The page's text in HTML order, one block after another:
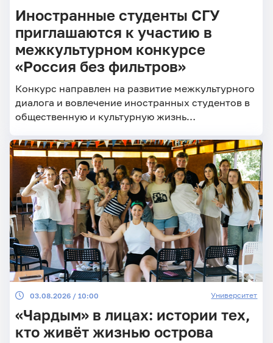
Иностранные студенты СГУ
приглашаются к участию в
межкультурном конкурсе
«Россия без фильтров»
Конкурс направлен на развитие межкультурного
диалога и вовлечение иностранных студентов в
общественную и культурную жизнь
03.08.2026 / 10:00 Университет
«Чардым» в лицах: истории тех,
кто живёт жизнью острова